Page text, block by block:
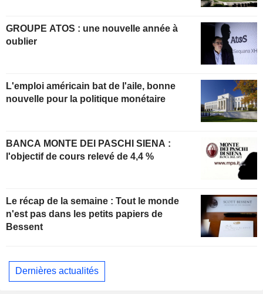
GROUPE ATOS : une nouvelle année à
oublier
L'emploi américain bat de l'aile, bonne
nouvelle pour la politique monétaire
BANCA MONTE DEI PASCHI SIENA :
l'objectif de cours relevé de 4,4 %
Le récap de la semaine : Tout le monde
n'est pas dans les petits papiers de
Bessent
Dernières actualités